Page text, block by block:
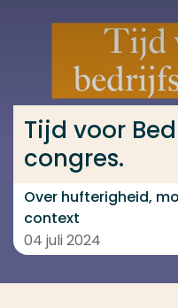
... > Tijd voor
Tijd voor
congres.
Over hufterigheid,
context
04 juli 2024
Veel gezocht
Opleiding
Contact